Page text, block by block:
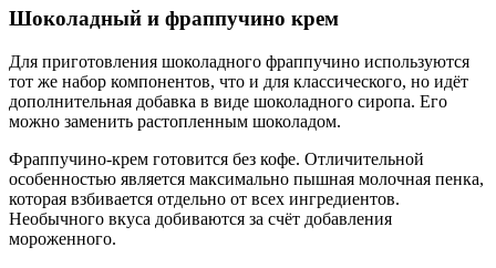
Шоколадный и фраппучино крем
Для приготовления шоколадного фраппучино используются
тот же набор компонентов, что и для классического, но идёт
дополнительная добавка в виде шоколадного сиропа. Его
можно заменить растопленным шоколадом.
Фраппучино-крем готовится без кофе. Отличительной
особенностью является максимально пышная молочная пенка,
которая взбивается отдельно от всех ингредиентов.
Необычного вкуса добиваются за счёт добавления
мороженного.